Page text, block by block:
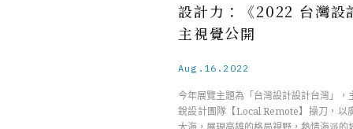
設計力：《2022 台灣設
主視覺公開
Aug.16.2022
今年展覽主題為「台灣設計設計台灣」，
銳設計團隊【Local Remote】操刀，以